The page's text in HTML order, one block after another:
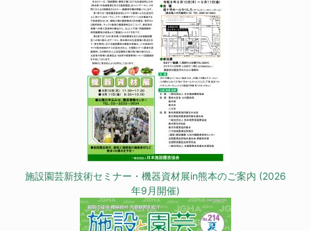
施設園芸新技術セミナー・機器資材展in熊本のご案内 (2026
年9月開催)